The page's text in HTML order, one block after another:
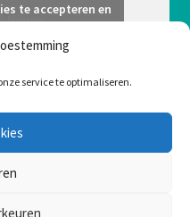
service te optimaliseren.
Nieuw
te accepteren en